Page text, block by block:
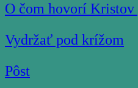
O čom hovorí Kristov
Vydržať pod krížom
Pôst